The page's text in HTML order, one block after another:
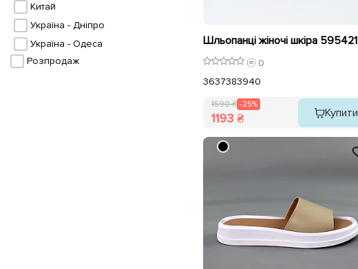
Китай
Україна - Дніпро
Україна - Одеса
Розпродаж
0
3637383940
1590 ₴ -25%
1193 ₴ Купити